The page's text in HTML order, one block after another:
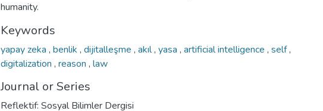
humanity.
Keywords
yapay zeka , benlik , dijitalleşme , akıl, yasa , artificial intelligence , self,
digitalization , reason , law
Journal or Series
Reflektif: Sosyal Bilimler Dergisi